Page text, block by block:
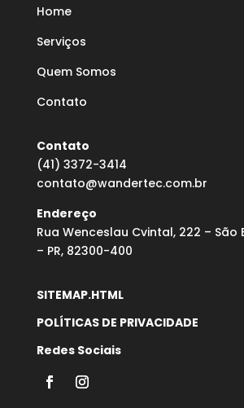
Home
Serviços
Quem Somos
Contato
Contato
(41) 3372-3414
contato@wandertec.com.br
Endereço
Rua Wenceslau Cvintal, 222 – São
– PR, 82300-400
SITEMAP.HTML
POLÍTICAS DE PRIVACIDADE
Redes Sociais